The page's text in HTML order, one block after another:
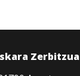
Zerbitzua